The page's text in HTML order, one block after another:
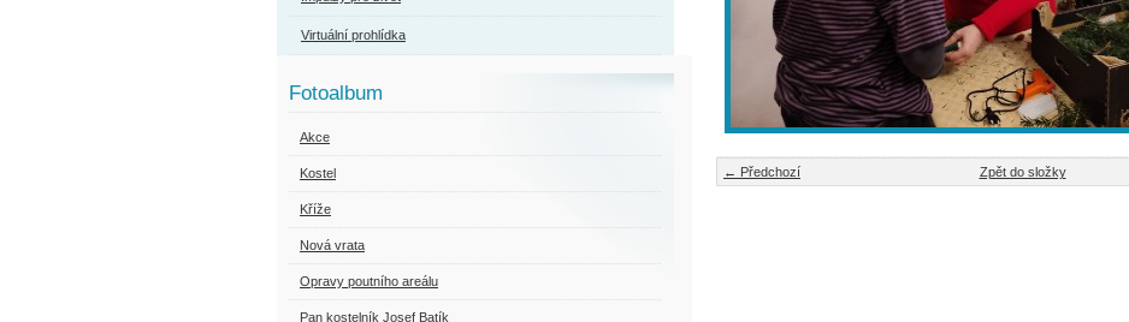
← Předchozí Zpět do složky
Virtuální prohlídka
Fotoalbum
Akce
Kostel
Kříže
Nová vrata
Opravy poutního areálu
Pan kostelník Josef Batík